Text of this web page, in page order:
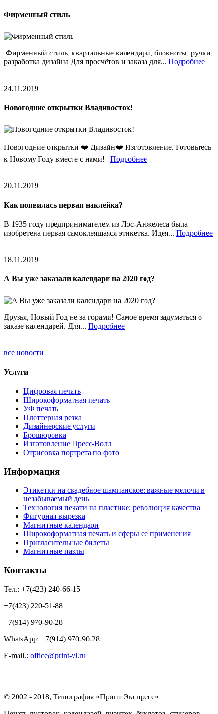
Фирменный стиль
Фирменный стиль, квартальные календари, блокноты, ручки,
разработка дизайна Для просчётов и заказа для... Подробнее
24.11.2019
Новогодние открытки Владивосток!
Новогодние открытки ❤️ Дизайн❤️ Изготовление. Готовьтесь
к Новому Году вместе с нами! Подробнее
20.11.2019
Как появилась первая наклейка?
В 1935 году предпринимателем из Лос-Анжелеса была
изобретена первая самоклеящаяся этикетка. Идея... Подробнее
18.11.2019
А Вы уже заказали календари на 2020 год?
Друзья, Новый Год не за горами! Самое время задуматься о
заказе календарей. Для... Подробнее
все новости
Услуги
Цифровая печать
Широкоформатная печать
УФ печать
Плоттерная резка
Дизайнерские услуги
Брошюровка
Изготовление Пресс-Волл
Отрисовка портрета по фото
Информация
Этикетки на свадебное шампанское: важные мелочи в
незабываемый день
Технология печати на пластике: революция качества
Фигурная вырезка
Магнитные календари
Широкоформатная печать и сферы ее применения
Пригласительные билеты
Магнитные пазлы
Контакты
Тел.: +7(423) 240-66-15
+7(423) 220-51-88
+7(914) 970-90-28
WhatsApp: +7(914) 970-90-28
Е-mail.: office@print-vl.ru
© 2002 - 2018, Типография «Принт Экспресс»